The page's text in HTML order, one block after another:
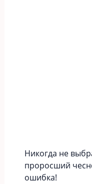
Никогда не
проросший
ошибка!